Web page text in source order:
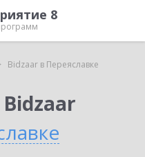
8
Bidzaar в Переяславке